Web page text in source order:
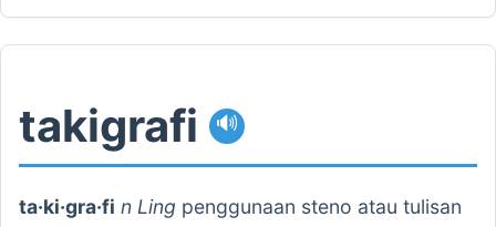
takigrafi 🔊
ta·ki·gra·fi n Ling penggunaan steno atau tulisan